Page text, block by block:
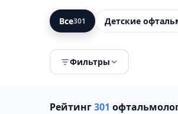
Все301 Детские
Фильтры
Рейтинг301